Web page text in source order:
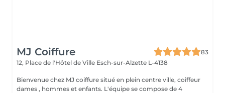
MJ Coiffure
83
12, Place de l'Hôtel de Ville Esch-sur-Alzette L-4138
Bienvenue chez MJ coiffure situé en plein centre ville, coiffeur
dames , hommes et enfants. L'équipe se compose de 4